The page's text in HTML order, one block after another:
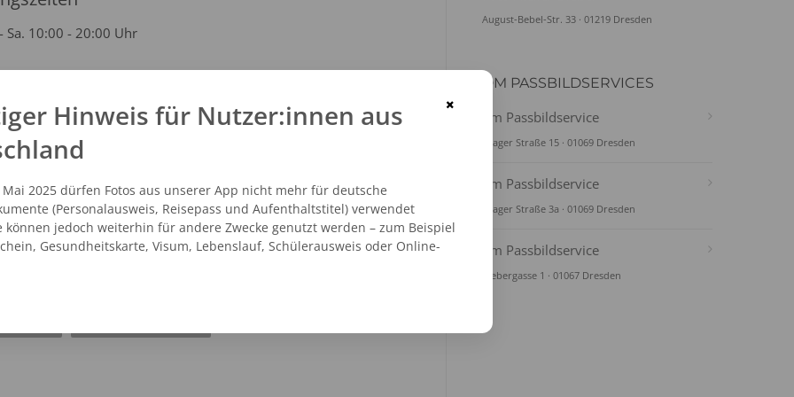
Sa. 10:00 - 20:00 Uhr
48248828
August-Bebel-Str. 33 · 01219 Dresden
DM PASSBILDSERVICES
dm Passbildservice
Prager Straße 15 · 01069 Dresden
dm Passbildservice
Prager Straße 3a · 01069 Dresden
dm Passbildservice
Webergasse 1 · 01067 Dresden
×
Hinweis für Nutzer:innen aus
Mai 2025 dürfen Fotos aus unserer App nicht mehr für deutsche
(Personalausweis, Reisepass und Aufenthaltstitel) verwendet
können jedoch weiterhin für andere Zwecke genutzt werden – zum Beispiel
Gesundheitskarte, Visum, Lebenslauf, Schülerausweis oder Online-